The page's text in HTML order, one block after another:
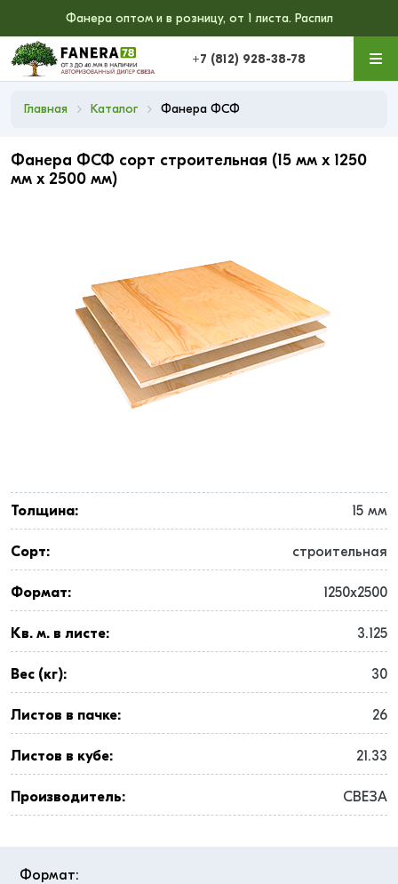
Фанера оптом и в розницу, от 1 листа. Распил
+7 (812) 928-38-78
Главная Каталог Фанера ФСФ
Фанера ФСФ сорт строительная (15 мм x 1250
мм x 2500 мм)
Толщина: 15 мм
Сорт: строительная
Формат: 1250x2500
Кв. м. в листе: 3.125
Вес (кг): 30
Листов в пачке: 26
Листов в кубе: 21.33
Производитель: СВЕЗА
Формат: